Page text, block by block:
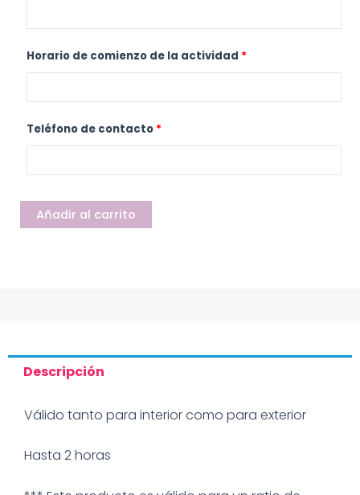
Horario de comienzo de la actividad *
Teléfono de contacto *
Añadir al carrito
Descripción
Válido tanto para interior como para exterior
Hasta 2 horas